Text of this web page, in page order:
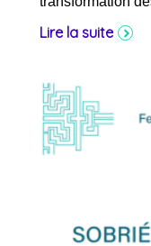
Lire la suite